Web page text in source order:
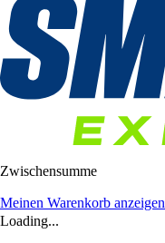
Zwischensumme
Meinen Warenkorb anzeigen
Loading...